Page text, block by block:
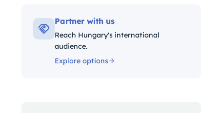
Partner with us
Reach Hungary's international
audience.
Explore options